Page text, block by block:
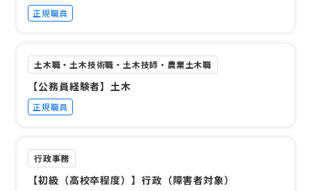
正規職員
土木職・土木技術職・土木技師・農業土木職
【公務員経験者】土木
正規職員
行政事務
【初級（高校卒程度）】行政（障害者対象）